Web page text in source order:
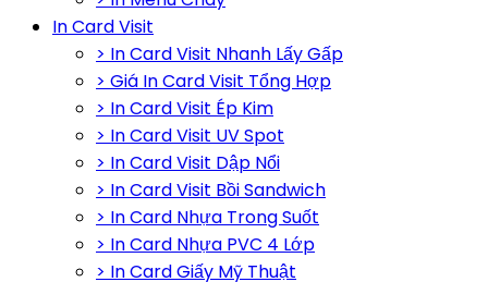
In Card Visit
> In Card Visit Nhanh Lấy Gấp
> Giá In Card Visit Tổng Hợp
> In Card Visit Ép Kim
> In Card Visit UV Spot
> In Card Visit Dập Nổi
> In Card Visit Bồi Sandwich
> In Card Nhựa Trong Suốt
> In Card Nhựa PVC 4 Lớp
> In Card Giấy Mỹ Thuật